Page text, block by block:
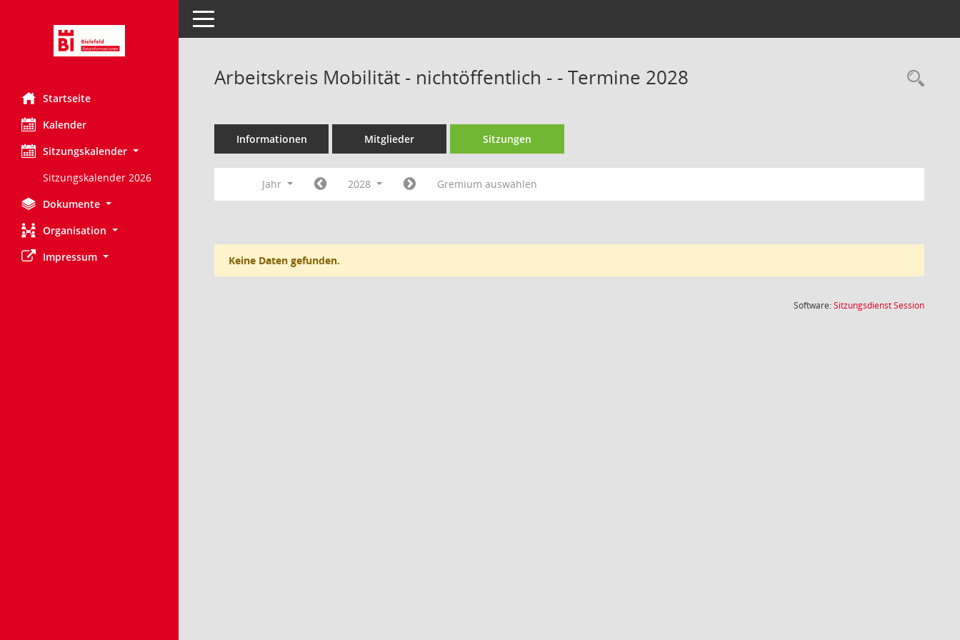
Startseite
Kalender
Sitzungskalender
Sitzungskalender 2026
Dokumente
Organisation
Impressum
Toggle navigation
Arbeitskreis Mobilität - nichtöffentlich - - Termine 2028
Informationen Mitglieder Sitzungen
Jahr 2028 Gremium auswählen
Keine Daten gefunden.
Software:SitzungsdienstSession(Wird in